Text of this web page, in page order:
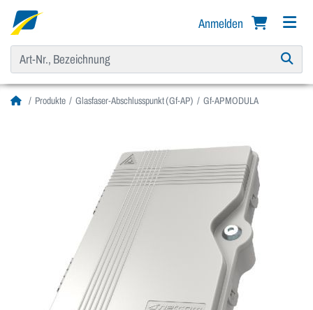
Anmelden
Produkte Glasfaser-Abschlusspunkt (Gf-AP) Gf-AP MODULA